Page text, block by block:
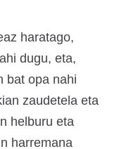
haratago,
dugu, eta,
bat opa nahi
zaudetela eta
helburu eta
harremana